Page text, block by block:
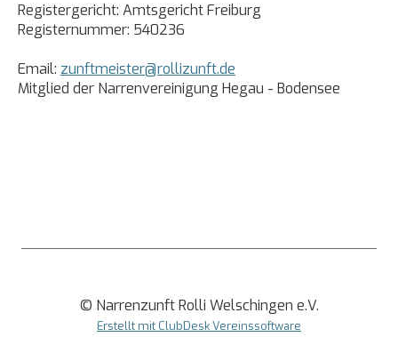
Registergericht: Amtsgericht Freiburg
Registernummer: 540236
Email: zunftmeister@rollizunft.de
Mitglied der Narrenvereinigung Hegau - Bodensee
© Narrenzunft Rolli Welschingen e.V.
Erstellt mit ClubDesk Vereinssoftware